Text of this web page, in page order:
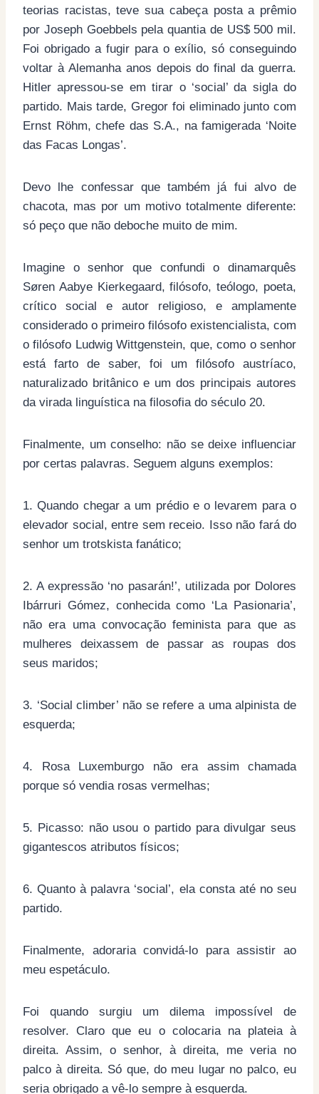
teorias racistas, teve sua cabeça posta a prêmio
por Joseph Goebbels pela quantia de US$ 500 mil.
Foi obrigado a fugir para o exílio, só conseguindo
voltar à Alemanha anos depois do final da guerra.
Hitler apressou-se em tirar o ‘social’ da sigla do
partido. Mais tarde, Gregor foi eliminado junto com
Ernst Röhm, chefe das S.A., na famigerada ‘Noite
das Facas Longas’.
Devo lhe confessar que também já fui alvo de
chacota, mas por um motivo totalmente diferente:
só peço que não deboche muito de mim.
Imagine o senhor que confundi o dinamarquês
Søren Aabye Kierkegaard, filósofo, teólogo, poeta,
crítico social e autor religioso, e amplamente
considerado o primeiro filósofo existencialista, com
o filósofo Ludwig Wittgenstein, que, como o senhor
está farto de saber, foi um filósofo austríaco,
naturalizado britânico e um dos principais autores
da virada linguística na filosofia do século 20.
Finalmente, um conselho: não se deixe influenciar
por certas palavras. Seguem alguns exemplos:
1. Quando chegar a um prédio e o levarem para o
elevador social, entre sem receio. Isso não fará do
senhor um trotskista fanático;
2. A expressão ‘no pasarán!’, utilizada por Dolores
Ibárruri Gómez, conhecida como ‘La Pasionaria’,
não era uma convocação feminista para que as
mulheres deixassem de passar as roupas dos
seus maridos;
3. ‘Social climber’ não se refere a uma alpinista de
esquerda;
4. Rosa Luxemburgo não era assim chamada
porque só vendia rosas vermelhas;
5. Picasso: não usou o partido para divulgar seus
gigantescos atributos físicos;
6. Quanto à palavra ‘social’, ela consta até no seu
partido.
Finalmente, adoraria convidá-lo para assistir ao
meu espetáculo.
Foi quando surgiu um dilema impossível de
resolver. Claro que eu o colocaria na plateia à
direita. Assim, o senhor, à direita, me veria no
palco à direita. Só que, do meu lugar no palco, eu
seria obrigado a vê-lo sempre à esquerda.